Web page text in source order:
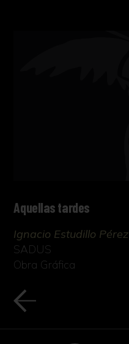
Aquellas tardes
Ignacio Estudillo Pérez
SADUS
Obra Gráfica